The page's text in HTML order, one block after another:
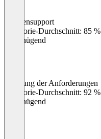
Kundensupport
Kategorie-Durchschnitt: 85 %
Ungenügend
Erfüllung der Anforderungen
Kategorie-Durchschnitt: 92 %
Ungenügend